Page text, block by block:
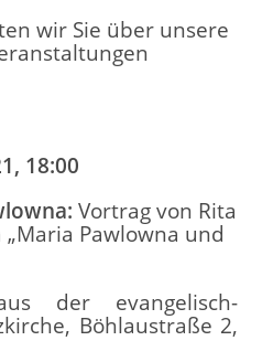
wir Sie über unsere
18:00
Vortrag von Rita
Pawlowna und
der evangelisch-
Böhlaustraße 2,